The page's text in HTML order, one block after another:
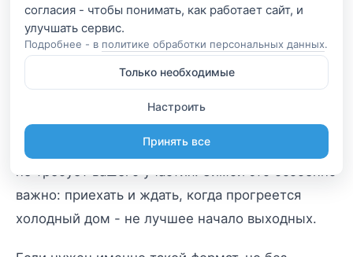
согласия - чтобы понимать, как работает сайт, и
Подробнее - в политике обработки персональных данных.
Только необходимые
Настроить
Принять все
количество спальных мест;
наличие бани.
Посмотрите тип отопления: дровяное требует
растопки заранее, газовое или электрическое
не требует вашего участия. Зимой это особенно
важно: приехать и ждать, когда прогреется
холодный дом - не лучшее начало выходных.